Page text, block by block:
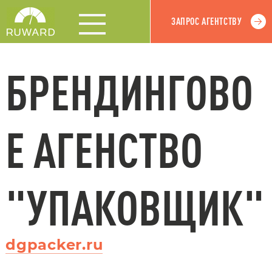
ЗАПРОС АГЕНТСТВУ
БРЕНДИНГОВО
Е АГЕНСТВО
"УПАКОВЩИК"
dgpacker.ru